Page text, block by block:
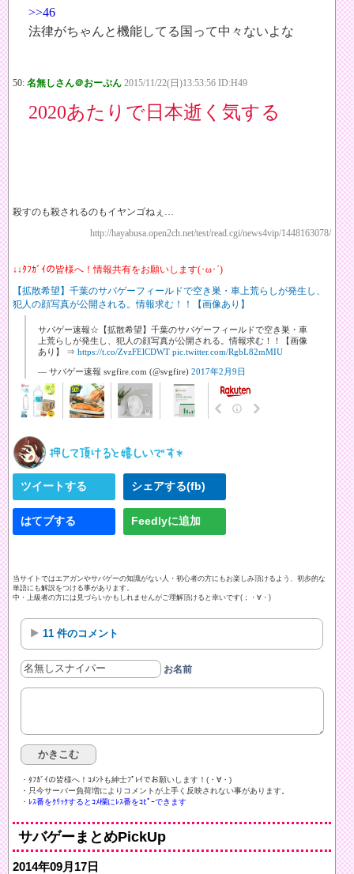
>>46
法律がちゃんと機能してる国って中々ないよな
50: 名無しさん＠おーぷん 2015/11/22(日)13:53:56 ID:H49
2020あたりで日本逝く気する
殺すのも殺されるのもイヤンゴねぇ…
http://hayabusa.open2ch.net/test/read.cgi/news4vip/1448163078/
↓↓ﾀﾌｶﾞｲの皆様へ！情報共有をお願いします(･ω･´)
【拡散希望】千葉のサバゲーフィールドで空き巣・車上荒らしが発生し、
犯人の顔写真が公開される。情報求む！！【画像あり】
サバゲー速報☆【拡散希望】千葉のサバゲーフィールドで空き巣・車
上荒らしが発生し、犯人の顔写真が公開される。情報求む！！【画像
あり】 ⇒ https://t.co/ZvzFElCDWT pic.twitter.com/RgbL82mMIU
— サバゲー速報 svgfire.com (@svgfire) 2017年2月9日
ツイートする シェアする(fb)
はてブする Feedlyに追加
当サイトではエアガンやサバゲーの知識がない人・初心者の方にもお楽しみ頂けるよう、初歩的な
単語にも解説をつける事があります。
中・上級者の方には見づらいかもしれませんがご理解頂けると幸いです(；・∀・)
11 件のコメント
お名前
・ﾀﾌｶﾞｲの皆様へ！ｺﾒﾝﾄも紳士ﾌﾟﾚｲでお願いします！(・∀・)ゞ
・只今サーバー負荷増によりコメントが上手く反映されない事があります。
・ﾚｽ番をｸﾘｯｸするとｺﾒ欄にﾚｽ番をｺﾋﾟｰできます
サバゲーまとめPickUp
2014年09月17日